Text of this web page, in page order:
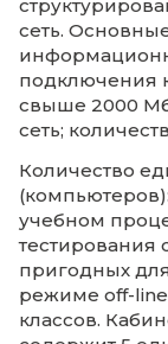
Доступ
Доступ
Доступ